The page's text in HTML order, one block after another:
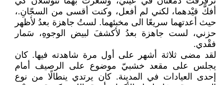
أفكَّ قيْدهما، لكني لم أفعل، وكنت أقسى من السجّانِ.،
حيث أعدتهما سريعًا الى مخبئهما. لستُ جاهزة بعدُ لأظهر
حزني، لست جاهزة بعدُ لأكشفَ لبيض الوجوهِ، سَمار
فقْدي.
لقد مضى ثلاثة أشهر على أول مرة شاهدته فيها. كان
يجلس على مقعد خشبيّ موضوع على الرصيف أمام
إحدى العيادات في المدينة. كان يرتدي ينطالًا من نوع